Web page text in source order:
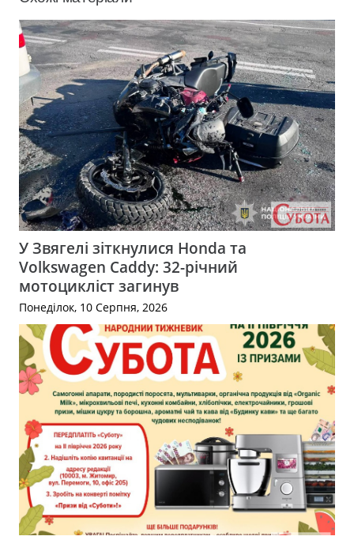
У Звягелі зіткнулися Honda та
Volkswagen Caddy: 32-річний
мотоцикліст загинув
Понеділок, 10 Серпня, 2026